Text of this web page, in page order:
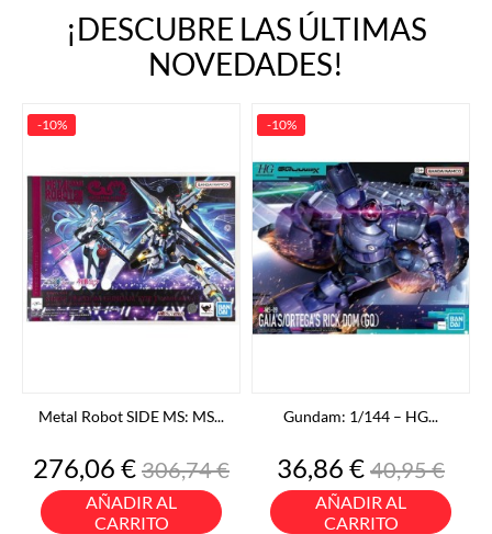
¡DESCUBRE LAS ÚLTIMAS
NOVEDADES!
Metal Robot SIDE MS: MS...
Precio
276,06 €Precio
base
306,74 €
AÑADIR AL
CARRITO
-10%
Gundam: 1/144 – HG...
Precio
36,86 €Precio
base
40,95 €
AÑADIR AL
CARRITO
-10%